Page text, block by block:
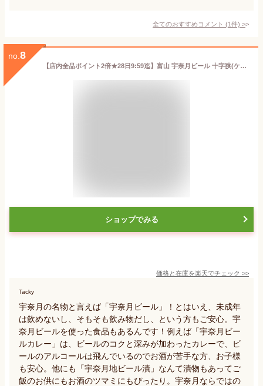
全てのおすすめコメント (1件) >
no. 8
【店内全品ポイント2倍★28日9:59迄】富山 宇奈月ビール 十字狭(ケルシュ) 350ml 中部 地ビール クラフトビール お酒
ショップでみる
価格と在庫を楽天でチェック >>
Tacky
宇奈月の名物と言えば「宇奈月ビール」！とはいえ、未成年
は飲めないし、そもそも飲み物だし、という方もご安心。宇
奈月ビールを使った食品もあるんです！例えば「宇奈月ビー
ルカレー」は、ビールのコクと深みが加わったカレーで、ビ
ールのアルコールは飛んでいるのでお酒が苦手な方、お子様
も安心。他にも「宇奈月地ビール漬」なんて漬物もあってご
飯のお供にもお酒のツマミにもぴったり。宇奈月ならではの